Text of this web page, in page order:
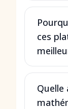
ces
Quelle